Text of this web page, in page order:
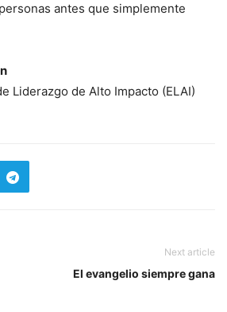
antes que simplemente
Liderazgo de Alto Impacto (ELAI)
Next article
El evangelio siempre gana